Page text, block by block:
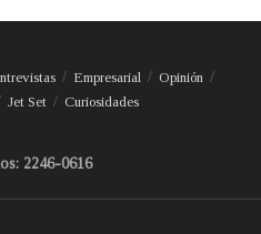
Empresarial
Opinión
Jet Set Curiosidades
2246-0616